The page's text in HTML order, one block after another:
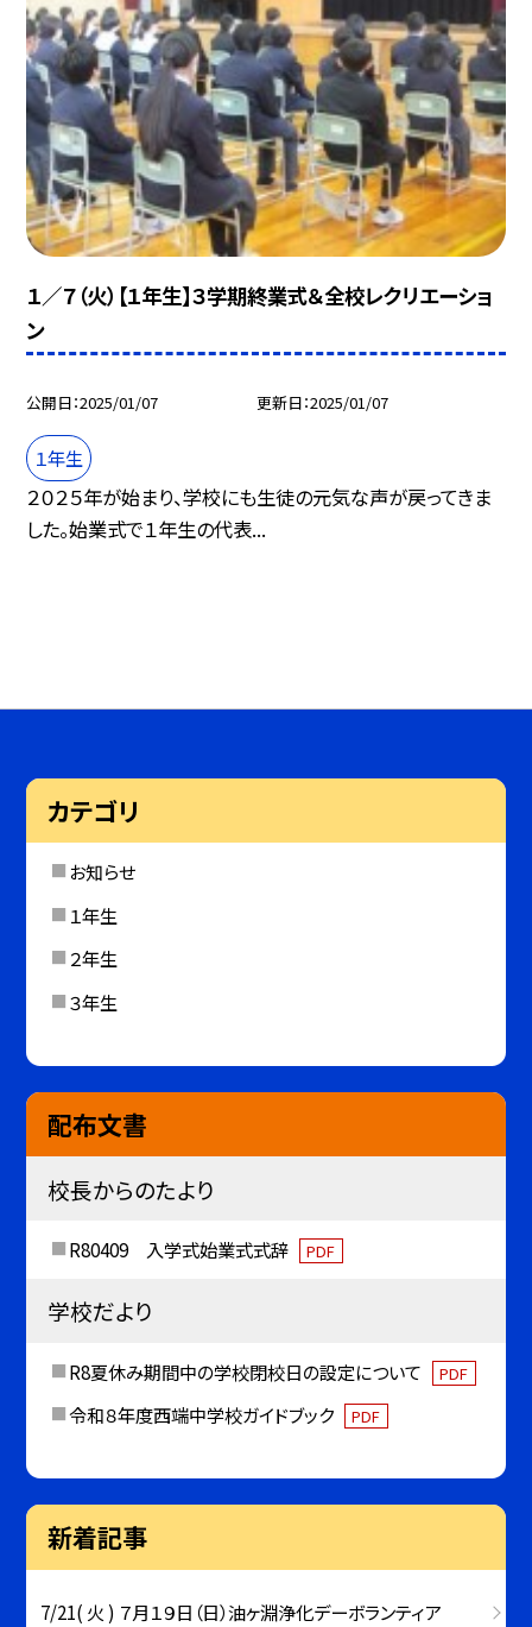
１／７（火）【１年生】３学期終業式＆全校レクリエーショ
ン
公開日 2025/01/07 更新日 2025/01/07
１年生
２０２５年が始まり、学校にも生徒の元気な声が戻ってきま
した。始業式で１年生の代表...
カテゴリ
お知らせ
１年生
２年生
３年生
配布文書
校長からのたより
R80409 入学式始業式式辞 PDF
学校だより
R8夏休み期間中の学校閉校日の設定について PDF
令和８年度西端中学校ガイドブック PDF
新着記事
7/21( 火 ) ７月１９日（日）油ヶ淵浄化デーボランティア